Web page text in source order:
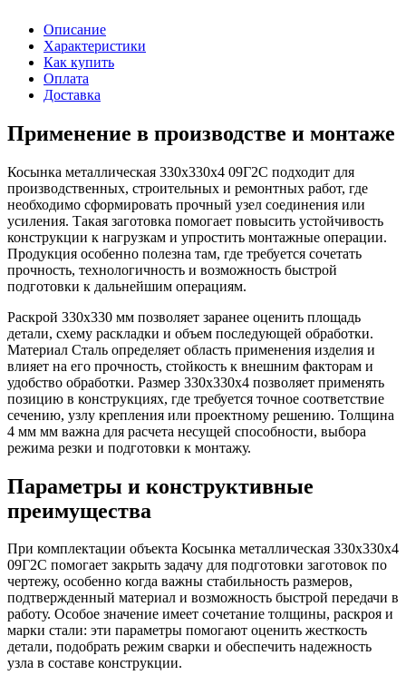
Описание
Характеристики
Как купить
Оплата
Доставка
Применение в производстве и монтаже
Косынка металлическая 330х330х4 09Г2С подходит для
производственных, строительных и ремонтных работ, где
необходимо сформировать прочный узел соединения или
усиления. Такая заготовка помогает повысить устойчивость
конструкции к нагрузкам и упростить монтажные операции.
Продукция особенно полезна там, где требуется сочетать
прочность, технологичность и возможность быстрой
подготовки к дальнейшим операциям.
Раскрой 330х330 мм позволяет заранее оценить площадь
детали, схему раскладки и объем последующей обработки.
Материал Сталь определяет область применения изделия и
влияет на его прочность, стойкость к внешним факторам и
удобство обработки. Размер 330х330х4 позволяет применять
позицию в конструкциях, где требуется точное соответствие
сечению, узлу крепления или проектному решению. Толщина
4 мм мм важна для расчета несущей способности, выбора
режима резки и подготовки к монтажу.
Параметры и конструктивные
преимущества
При комплектации объекта Косынка металлическая 330х330х4
09Г2С помогает закрыть задачу для подготовки заготовок по
чертежу, особенно когда важны стабильность размеров,
подтвержденный материал и возможность быстрой передачи в
работу. Особое значение имеет сочетание толщины, раскроя и
марки стали: эти параметры помогают оценить жесткость
детали, подобрать режим сварки и обеспечить надежность
узла в составе конструкции.